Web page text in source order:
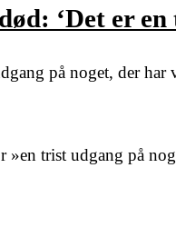
‘Det er
på noget, der
trist udgang på